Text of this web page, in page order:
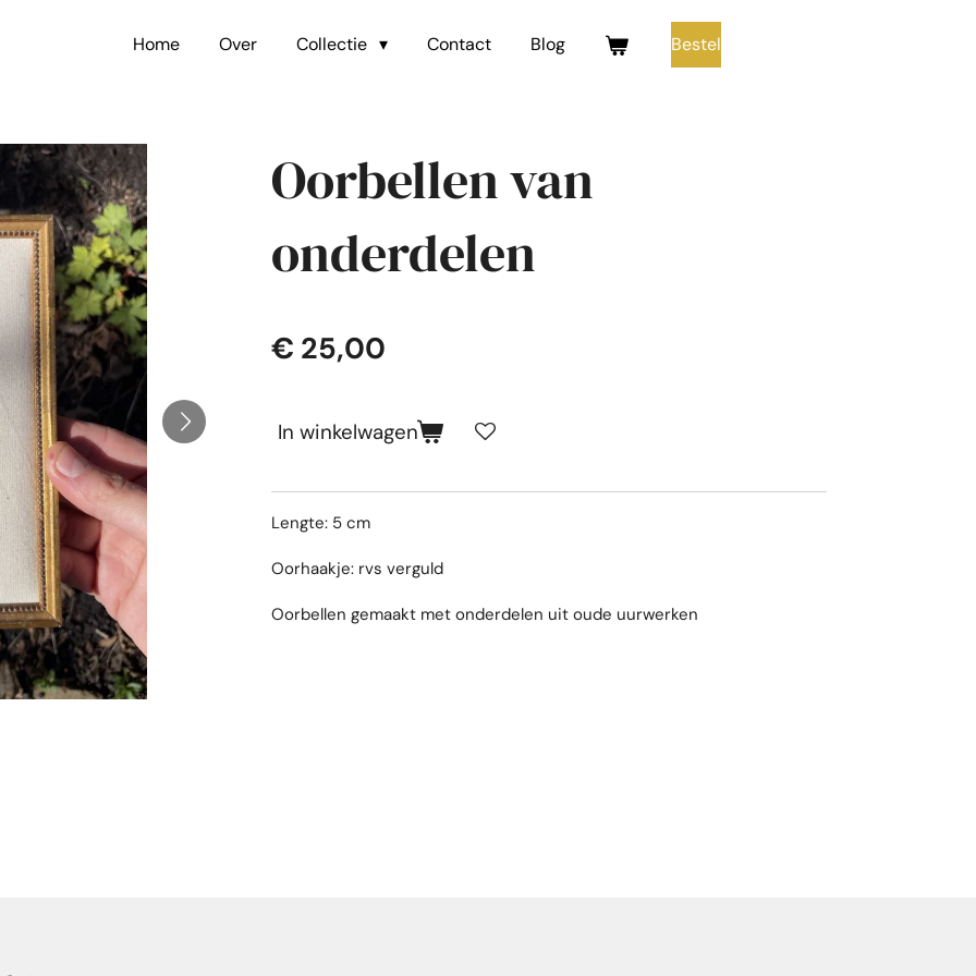
Home Over Collectie Contact Blog Bestel
Oorbellen van
onderdelen
€ 25,00
In winkelwagen
Lengte: 5 cm
Oorhaakje: rvs verguld
Oorbellen gemaakt met onderdelen uit oude uurwerken